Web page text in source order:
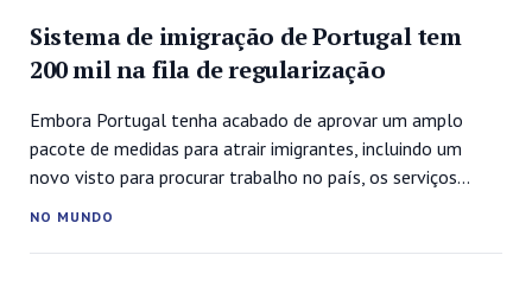
Sistema de imigração de Portugal tem
200 mil na fila de regularização
Embora Portugal tenha acabado de aprovar um amplo
pacote de medidas para atrair imigrantes, incluindo um
novo visto para procurar trabalho no país, os serviços
europeu.Segundo o Ministério da Administração Interna, há,
NO MUNDO